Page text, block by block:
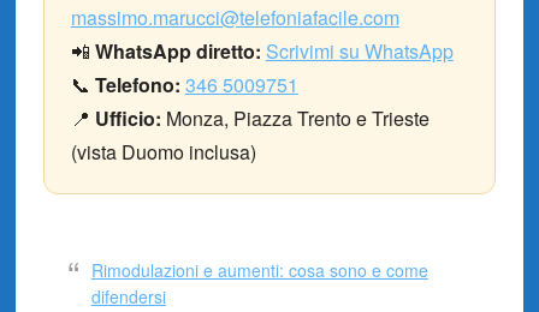
massimo.marucci@telefoniafacile.com
📲 WhatsApp diretto: Scrivimi su WhatsApp
📞 Telefono: 346 5009751
📍 Ufficio: Monza, Piazza Trento e Trieste
(vista Duomo inclusa)
Rimodulazioni e aumenti: cosa sono e come
difendersi